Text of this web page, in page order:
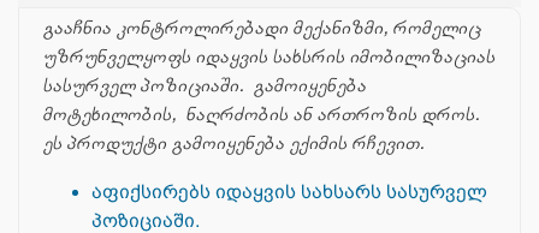
გააჩნია კონტროლირებადი მექანიზმი, რომელიც
უზრუნველყოფს იდაყვის სახსრის იმობილიზაციას
სასურველ პოზიციაში. გამოიყენება
მოტეხილობის, ნაღრძობის ან ართროზის დროს.
ეს პროდუქტი გამოიყენება ექიმის რჩევით.
აფიქსირებს იდაყვის სახსარს სასურველ
პოზიციაში.